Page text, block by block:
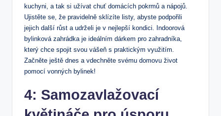
kuchyni, a tak si ⁤užívat chuť ⁣domácích pokrmů a nápojů.
⁣Ujistěte se, že pravidelně sklízíte listy, abyste podpořili
jejich další růst a udrželi je v nejlepší ⁤kondici. Indoorová
bylinková zahrádka je ideálním⁤ dárkem​ pro zahradníka,
který chce ⁤spojit svou vášeň s praktickým využitím.
Začněte ještě dnes a vdechněte svému domovu život
pomocí vonných bylinek!
4: Samozavlažovací